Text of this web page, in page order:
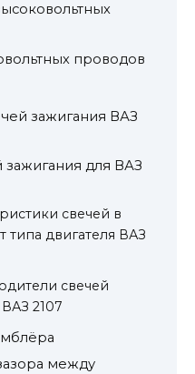
проводов
зажигания ВАЗ
для ВАЗ
свечей в
типа двигателя ВАЗ
свечей
2107
между